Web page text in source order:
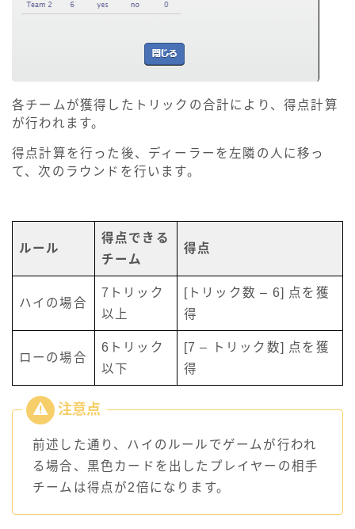
各チームが獲得したトリックの合計により、得点計算
が行われます。
得点計算を行った後、ディーラーを左隣の人に移っ
て、次のラウンドを行います。
ルール
得点できる
チーム
得点
ハイの場合
7トリック
以上
[トリック数 – 6] 点を獲
得
ローの場合
6トリック
以下
[7 – トリック数] 点を獲
得
前述した通り、ハイのルールでゲームが行われ
る場合、黒色カードを出したプレイヤーの相手
チームは得点が2倍になります。